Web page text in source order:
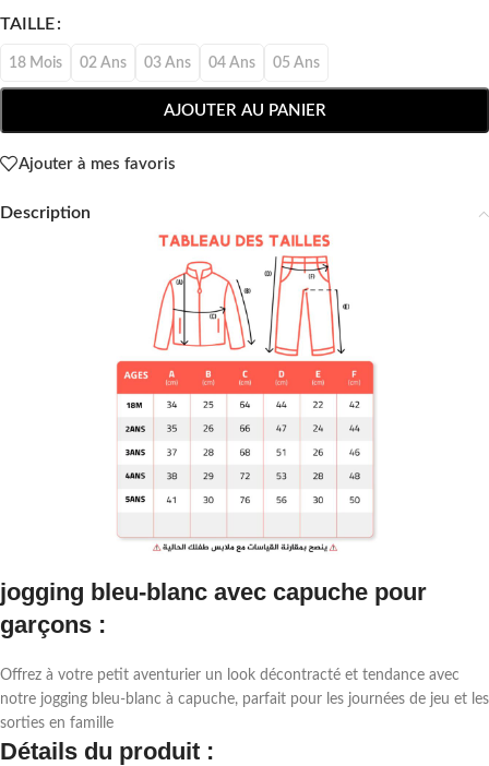
TAILLE
18 Mois 02 Ans 03 Ans 04 Ans 05 Ans
AJOUTER AU PANIER
Ajouter à mes favoris
Description
jogging bleu-blanc avec capuche pour
garçons :
Offrez à votre petit aventurier un look décontracté et tendance avec
notre jogging bleu-blanc à capuche, parfait pour les journées de jeu et les
sorties en famille
Détails du produit :